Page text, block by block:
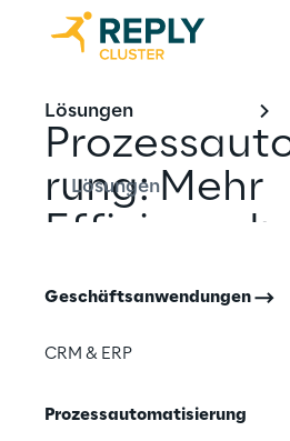
Lösungen
Lösungen
Geschäftsanwendungen
CRM & ERP
Prozessautomatisierung
rung: Mehr
Effizienz
Low-Code
Automatisieren Sie Ihre